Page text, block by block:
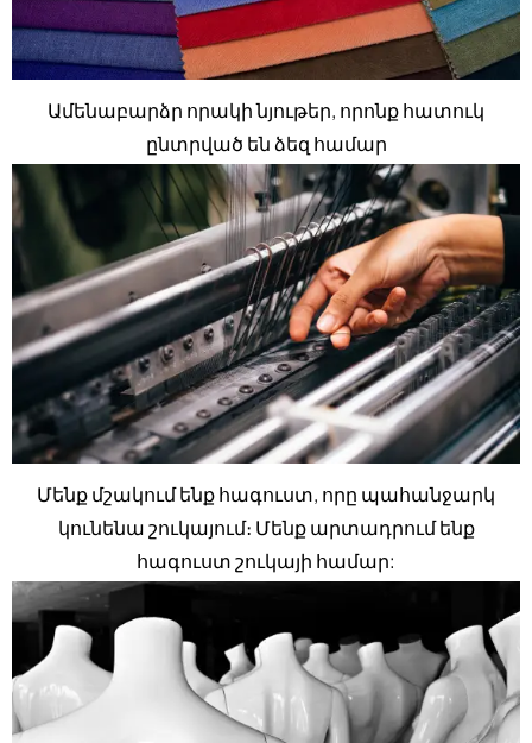
Ամենաբարձր որակի նյութեր, որոնք հատուկ
ընտրված են ձեզ համար
Մենք մշակում ենք հագուստ, որը պահանջարկ
կունենա շուկայում։ Մենք արտադրում ենք
հագուստ շուկայի համար: